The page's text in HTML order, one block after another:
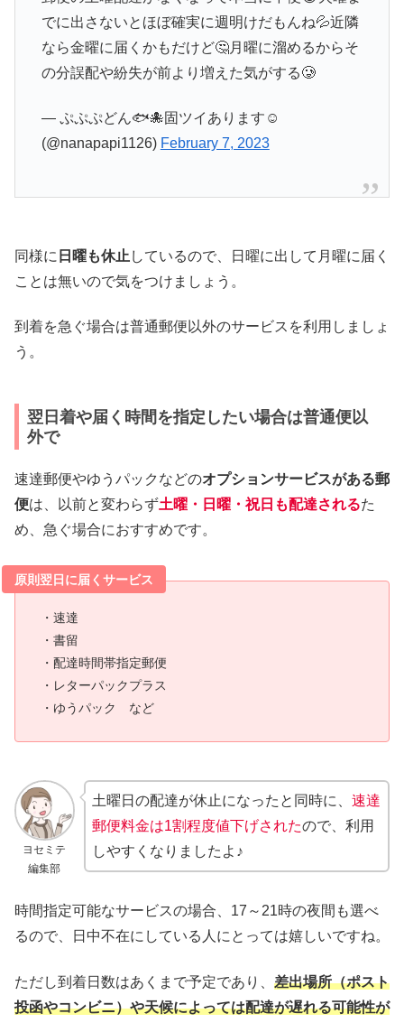
でに出さないとほぼ確実に週明けだもんね💦近隣
なら金曜に届くかもだけど🤔月曜に溜めるからそ
の分誤配や紛失が前より増えた気がする🥲
— ぷぷぷどん🐟🐙固ツイあります☺️
(@nanapapi1126) February 7, 2023
同様に 日曜も休止 しているので、日曜に出して月曜に届く
ことは無いので気をつけましょう。
到着を急ぐ場合は普通郵便以外のサービスを利用しましょ
う。
翌日着や届く時間を指定したい場合は普通便以
外で
速達郵便やゆうパックなどのオプションサービスがある郵
便は、以前と変わらず土曜・日曜・祝日も配達されるた
め、急ぐ場合におすすめです。
原則翌日に届くサービス
・速達
・書留
・配達時間帯指定郵便
・レターパックプラス
・ゆうパック など
ヨセミテ
編集部
土曜日の配達が休止になったと同時に、 速達
郵便料金は1割程度値下げされたので、利用
しやすくなりましたよ♪
時間指定可能なサービスの場合、17～21時の夜間も選べ
るので、日中不在にしている人にとっては嬉しいですね。
ただし到着日数はあくまで予定であり、 差出場所（ポスト
投函やコンビニ）や天候によっては配達が遅れる可能性が